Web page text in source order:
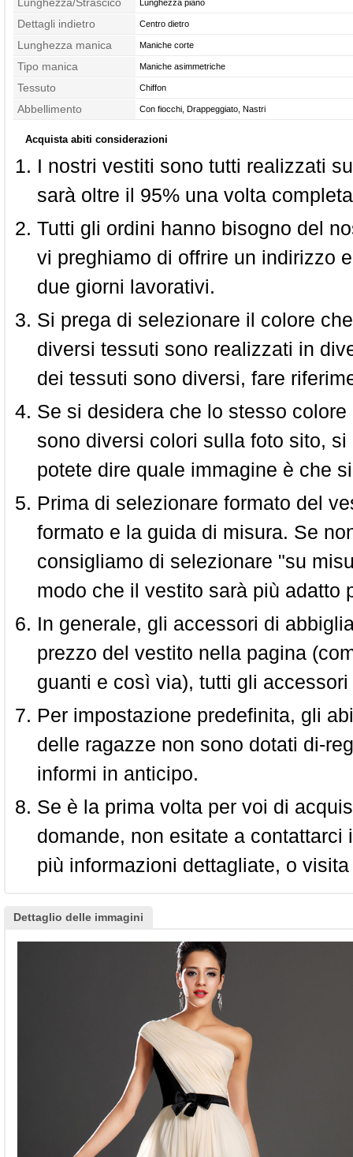
Lunghezza piano
Dettagli indietro Centro dietro
Lunghezza manica Maniche corte
Tipo manica Maniche asimmetriche
Tessuto Chiffon
Abbellimento Con fiocchi, Drappeggiato, Nastri
Acquista abiti considerazioni
I nostri vestiti sono tutti realizzati
sarà oltre il 95% una volta
Tutti gli ordini hanno bisogno del
vi preghiamo di offrire un indirizzo
due giorni lavorativi.
Si prega di selezionare il colore
diversi tessuti sono realizzati in
dei tessuti sono diversi, fare
Se si desidera che lo stesso
sono diversi colori sulla foto sito,
potete dire quale immagine è che
Prima di selezionare formato del
formato e la guida di misura. Se
consigliamo di selezionare "su
modo che il vestito sarà più adatto
In generale, gli accessori di
prezzo del vestito nella pagina
guanti e così via), tutti gli
Per impostazione predefinita, gli
delle ragazze non sono dotati di-
informi in anticipo.
Se è la prima volta per voi di
domande, non esitate a
più informazioni dettagliate, o
Dettaglio delle immagini